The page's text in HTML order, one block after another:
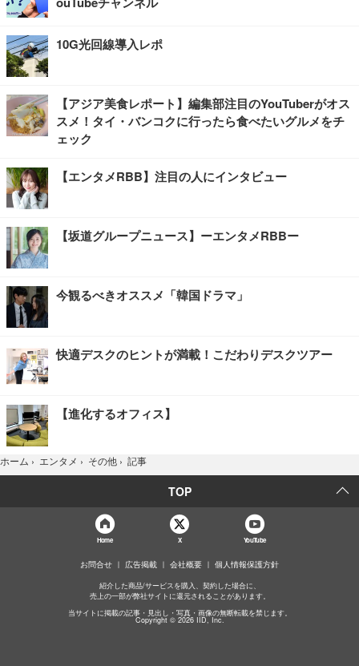
10G光回線導入レポ
【アジア美食レポート】編集部注目のYouTuberがオス
スメ！タイ・バンコクに行ったら食べたいグルメをチ
ェック
【エンタメRBB】注目の人にインタビュー
【坂道グループニュース】ーエンタメRBBー
今観るべきオススメ「韓国ドラマ」
快適デスクのヒントが満載！こだわりデスクツアー
【進化するオフィス】
ホーム › エンタメ › その他 › 記事
TOP
Home X YouTube
お問合せ 広告掲載 会社概要 個人情報保護方針
紹介した商品/サービスを購入、契約した場合に、
売上の一部が弊社サイトに還元されることがあります。
当サイトに掲載の記事・見出し・写真・画像の無断転載を禁じます。
Copyright © 2026 IID, Inc.